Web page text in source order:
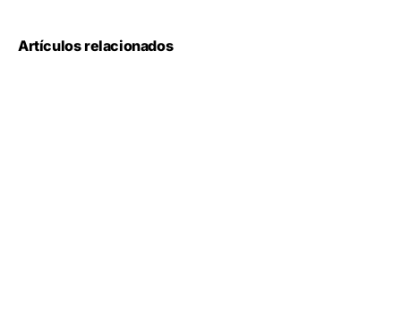
Artículos relacionados